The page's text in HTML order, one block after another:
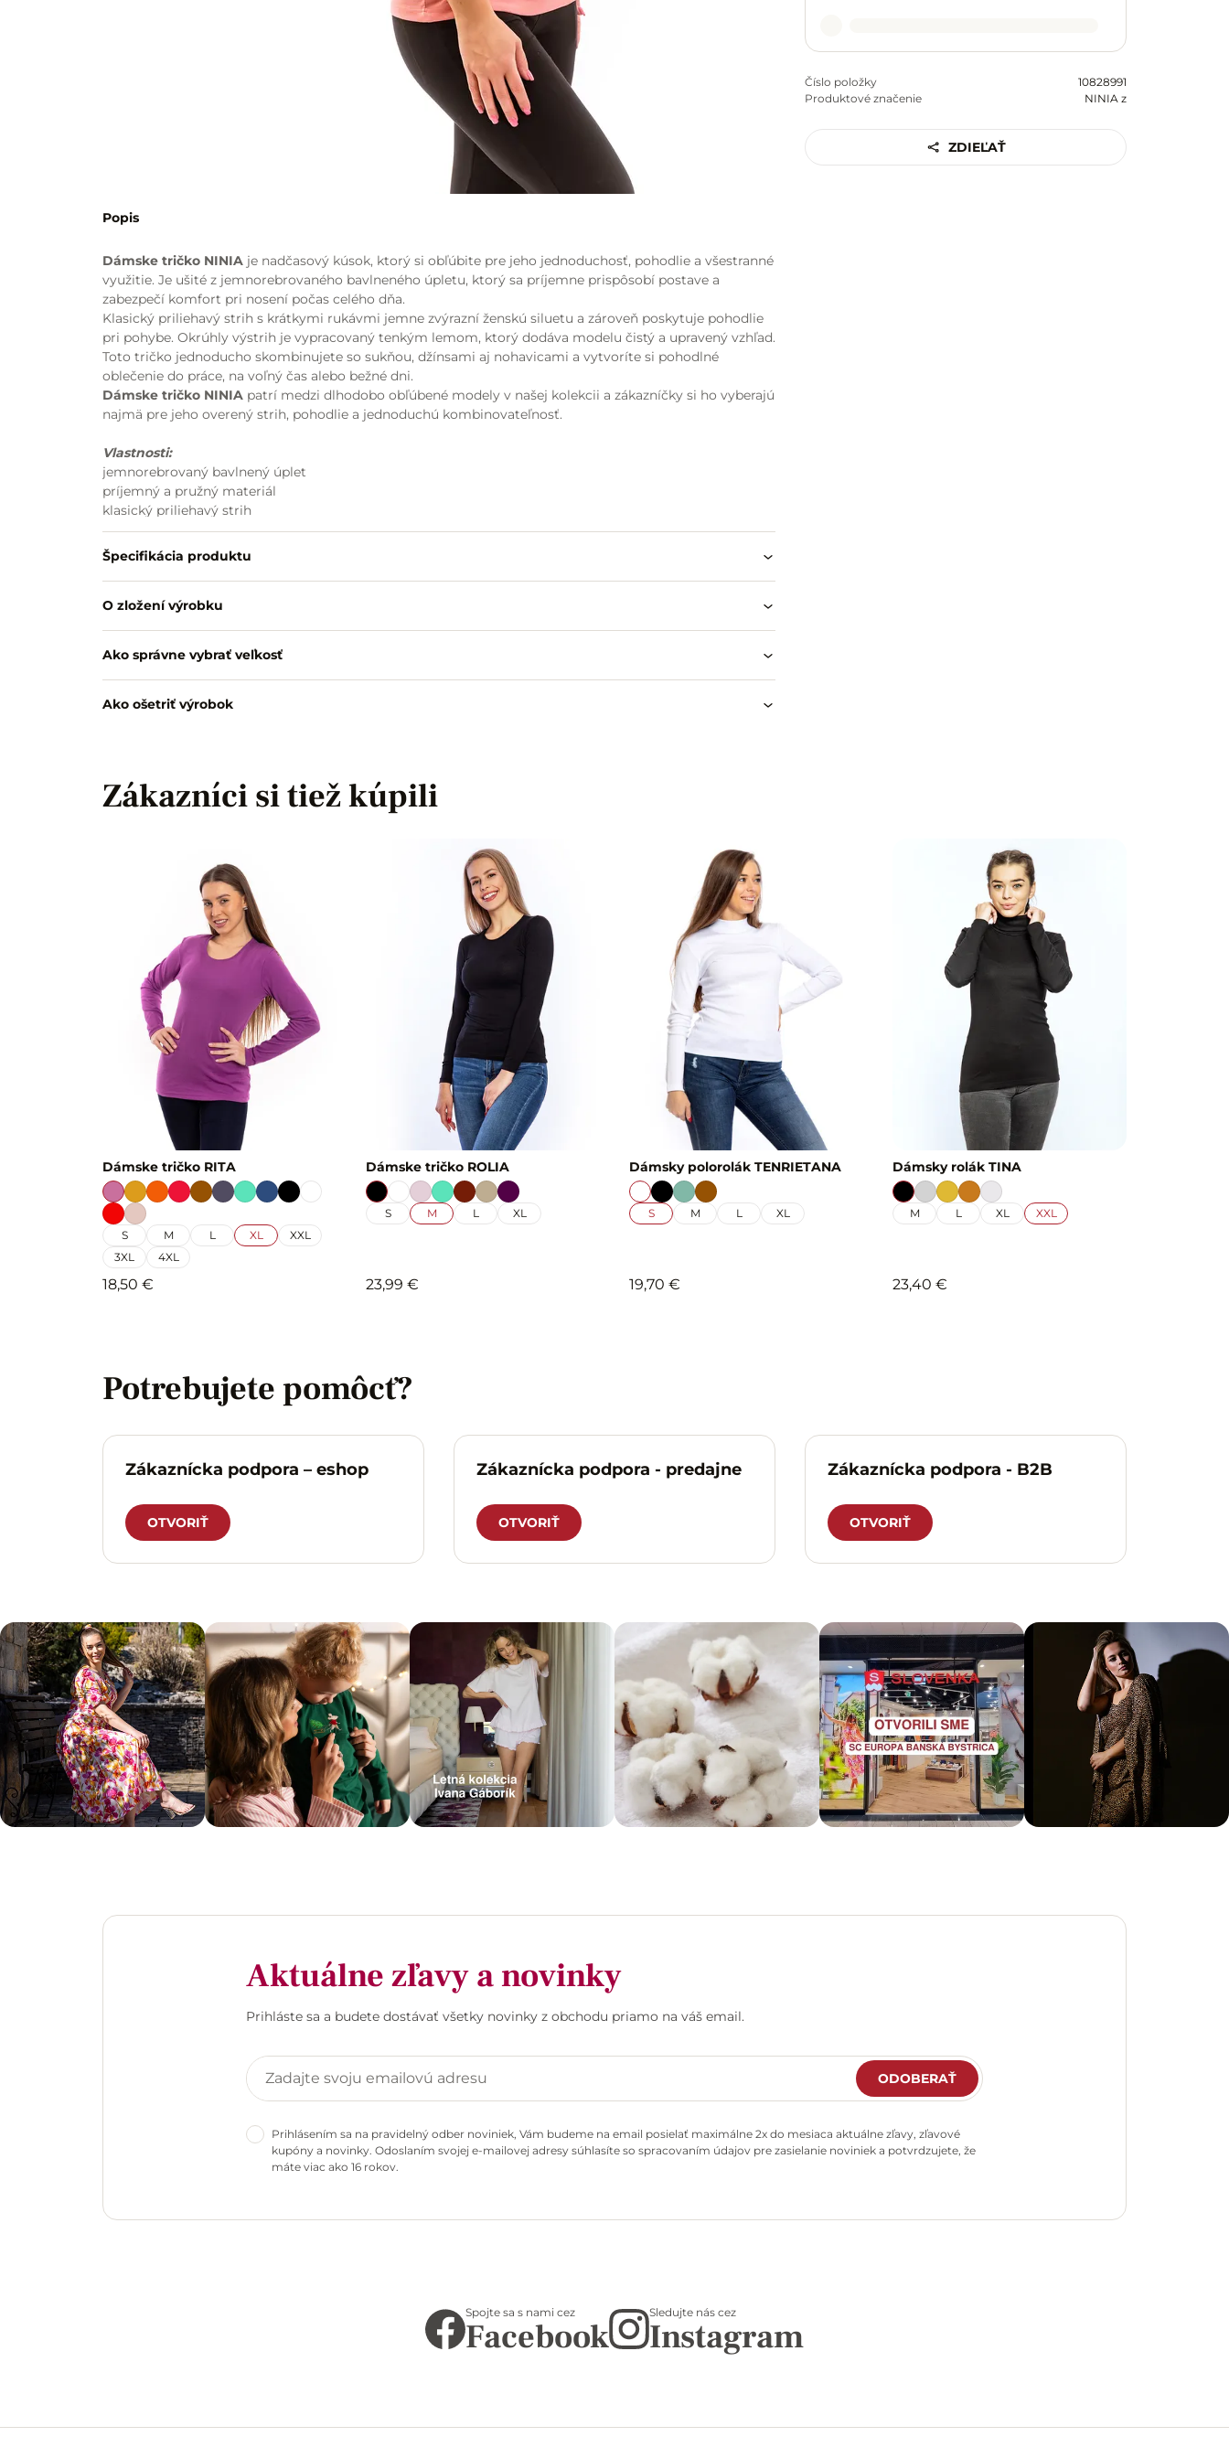
Popis
Dámske tričko NINIA je nadčasový kúsok, ktorý si obľúbite pre jeho jednoduchosť, pohodlie a všestranné
využitie. Je ušité z jemnorebrovaného bavlneného úpletu, ktorý sa príjemne prispôsobí postave a
zabezpečí komfort pri nosení počas celého dňa.
Klasický priliehavý strih s krátkymi rukávmi jemne zvýrazní ženskú siluetu a zároveň poskytuje pohodlie
pri pohybe. Okrúhly výstrih je vypracovaný tenkým lemom, ktorý dodáva modelu čistý a upravený vzhľad.
Toto tričko jednoducho skombinujete so sukňou, džínsami aj nohavicami a vytvoríte si pohodlné
oblečenie do práce, na voľný čas alebo bežné dni.
Dámske tričko NINIA patrí medzi dlhodobo obľúbené modely v našej kolekcii a zákazníčky si ho vyberajú
najmä pre jeho overený strih, pohodlie a jednoduchú kombinovateľnosť.
Vlastnosti:
jemnorebrovaný bavlnený úplet
príjemný a pružný materiál
klasický priliehavý strih
krátke rukávy
okrúhly výstrih s tenkým lemom
jednoduché kombinovanie s nohavicami aj sukňou
vhodné na každodenné nosenie
Špecifikácia produktu
O zložení výrobku
Ako správne vybrať veľkosť
Ako ošetriť výrobok
Číslo položky
10828991
Produktové značenie
NINIA z
ZDIEĽAŤ
Zákazníci si tiež kúpili
Dámske tričko RITA
S M L XL
XXL
3XL
4XL
18,50 €
Dámske tričko ROLIA
S M L XL
23,99 €
Dámsky polorolák TENRIETANA
S M L XL
19,70 €
Dámsky rolák TINA
M L XL XXL
23,40 €
Potrebujete pomôcť?
Zákaznícka podpora – eshop
OTVORIŤ
Zákaznícka podpora - predajne
OTVORIŤ
Zákaznícka podpora - B2B
OTVORIŤ
Aktuálne zľavy a novinky
Prihláste sa a budete dostávať všetky novinky z obchodu priamo na váš email.
ODOBERAŤ
Prihlásením sa na pravidelný odber noviniek, Vám budeme na email posielať maximálne 2x do mesiaca aktuálne zľavy, zľavové
kupóny a novinky. Odoslaním svojej e-mailovej adresy súhlasíte so spracovaním údajov pre zasielanie noviniek a potvrdzujete, že
máte viac ako 16 rokov.
Spojte sa s nami cez
Facebook
Sledujte nás cez
Instagram